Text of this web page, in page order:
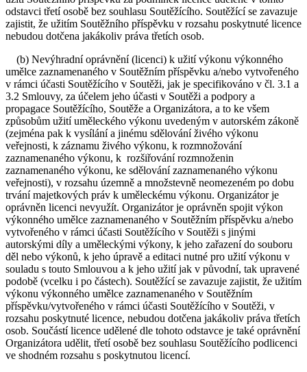
odstavci třetí osobě bez souhlasu Soutěžícího. Soutěžící se zavazuje
zajistit, že užitím Soutěžního příspěvku v rozsahu poskytnuté licence
nebudou dotčena jakákoliv práva třetích osob.
(b) Nevýhradní oprávnění (licenci) k užití výkonu výkonného
umělce zaznamenaného v Soutěžním příspěvku a/nebo vytvořeného
v rámci účasti Soutěžícího v Soutěži, jak je specifikováno v čl. 3.1 a
3.2 Smlouvy, za účelem jeho účasti v Soutěži a podpory a
propagace Soutěžícího, Soutěže a Organizátora, a to ke všem
způsobům užití uměleckého výkonu uvedeným v autorském zákoně
(zejména pak k vysílání a jinému sdělování živého výkonu
veřejnosti, k záznamu živého výkonu, k rozmnožování
zaznamenaného výkonu, k rozšiřování rozmnoženin
zaznamenaného výkonu, ke sdělování zaznamenaného výkonu
veřejnosti), v rozsahu územně a množstevně neomezeném po dobu
trvání majetkových práv k uměleckému výkonu. Organizátor je
oprávněn licenci nevyužít. Organizátor je oprávněn spojit výkon
výkonného umělce zaznamenaného v Soutěžním příspěvku a/nebo
vytvořeného v rámci účasti Soutěžícího v Soutěži s jinými
autorskými díly a uměleckými výkony, k jeho zařazení do souboru
děl nebo výkonů, k jeho úpravě a editaci nutné pro užití výkonu v
souladu s touto Smlouvou a k jeho užití jak v původní, tak upravené
podobě (vcelku i po částech). Soutěžící se zavazuje zajistit, že užitím
výkonu výkonného umělce zaznamenaného v Soutěžním
příspěvku/vytvořeného v rámci účasti Soutěžícího v Soutěži, v
rozsahu poskytnuté licence, nebudou dotčena jakákoliv práva třetích
osob. Součástí licence udělené dle tohoto odstavce je také oprávnění
Organizátora udělit, třetí osobě bez souhlasu Soutěžícího podlicenci
ve shodném rozsahu s poskytnutou licencí.